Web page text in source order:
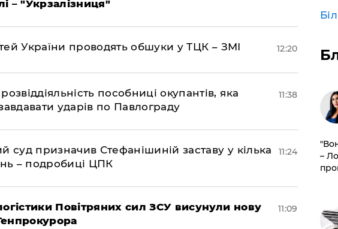
– "Укрзалізниця"
України проводять обшуки у ТЦК – ЗМІ 12:20
пособниці окупантів, яка
ударів по Павлограду
11:38
суд призначив Стефанішиній заставу у кілька
– подробиці ЦПК
11:24
Повітряних сил ЗСУ висунули нову
11:09
–